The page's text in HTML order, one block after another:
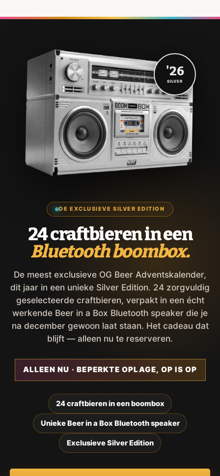
DE EXCLUSIEVE SILVER EDITION
24 craftbieren in een
Bluetooth boombox.
De meest exclusieve OG Beer Adventskalender,
dit jaar in een unieke Silver Edition. 24 zorgvuldig
geselecteerde craftbieren, verpakt in een écht
werkende Beer in a Box Bluetooth speaker die je
na december gewoon laat staan. Het cadeau dat
blijft — alleen nu te reserveren.
ALLEEN NU · BEPERKTE OPLAGE, OP IS OP
24 craftbieren in een boombox
Unieke Beer in a Box Bluetooth speaker
Exclusieve Silver Edition
'26
SILVER